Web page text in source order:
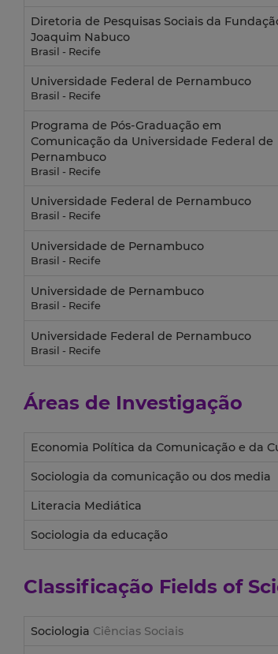
Diretoria de Pesquisas Sociais da
Joaquim Nabuco
Brasil - Recife
Universidade Federal de Pernambuco
Brasil - Recife
Programa de Pós-Graduação em
Comunicação da Universidade Federal de
Pernambuco
Brasil - Recife
Universidade Federal de Pernambuco
Brasil - Recife
Universidade de Pernambuco
Brasil - Recife
Universidade de Pernambuco
Brasil - Recife
Universidade Federal de Pernambuco
Brasil - Recife
Áreas de Investigação
Economia Política da Comunicação e da
Sociologia da comunicação ou dos media
Literacia Mediática
Sociologia da educação
Classificação Fields of
Sociologia Ciências Sociais